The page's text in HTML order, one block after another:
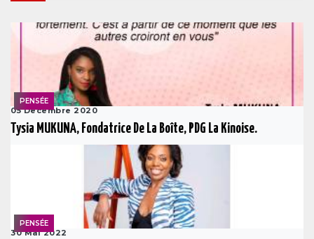
PENSÉE
05 Decembre 2020
Tysia MUKUNA, Fondatrice De La Boîte, PDG La Kinoise.
PENSÉE
30 Mai 2022